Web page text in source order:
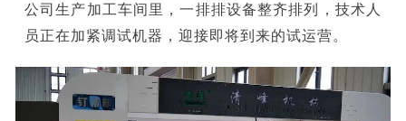
公司生产加工车间里，一排排设备整齐排列，技术人
员正在加紧调试机器，迎接即将到来的试运营。